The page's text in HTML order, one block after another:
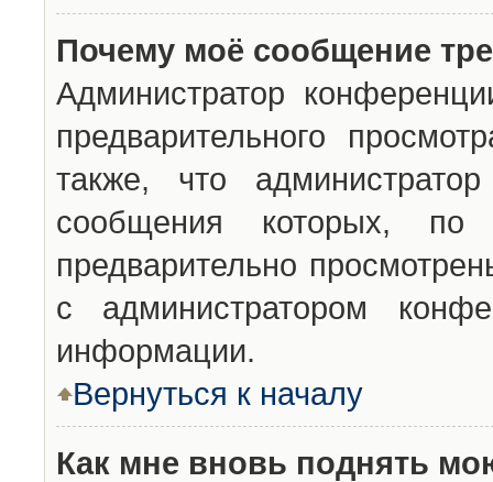
Почему моё сообщение
Администратор
предварительного
также, что
сообщения которых,
предварительно
с администратором
информации.
Вернуться к началу
Как мне вновь поднять